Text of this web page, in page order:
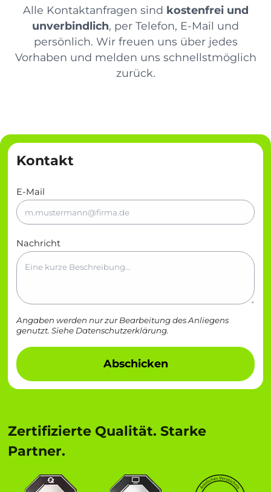
Alle Kontaktanfragen sind kostenfrei und
unverbindlich, per Telefon, E-Mail und
persönlich. Wir freuen uns über jedes
Vorhaben und melden uns schnellstmöglich
zurück.
Kontakt
E-Mail
Nachricht
Angaben werden nur zur Bearbeitung des Anliegens
genutzt. Siehe Datenschutzerklärung.
Abschicken
Zertifizierte Qualität. Starke
Partner.